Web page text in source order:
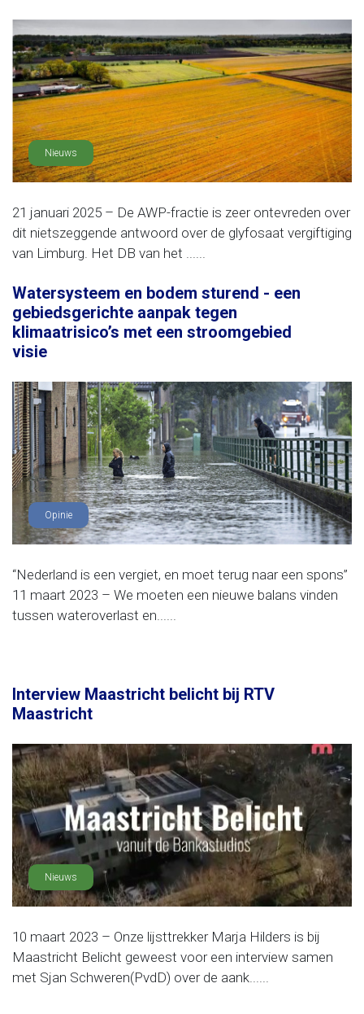
Nieuws
21 januari 2025 – De AWP-fractie is zeer ontevreden over
dit nietszeggende antwoord over de glyfosaat vergiftiging
van Limburg. Het DB van het ......
Watersysteem en bodem sturend - een
gebiedsgerichte aanpak tegen
klimaatrisico’s met een stroomgebied
visie
Opinie
“Nederland is een vergiet, en moet terug naar een spons”
11 maart 2023 – We moeten een nieuwe balans vinden
tussen wateroverlast en......
Interview Maastricht belicht bij RTV
Maastricht
Nieuws
10 maart 2023 – Onze lijsttrekker Marja Hilders is bij
Maastricht Belicht geweest voor een interview samen
met Sjan Schweren(PvdD) over de aank......